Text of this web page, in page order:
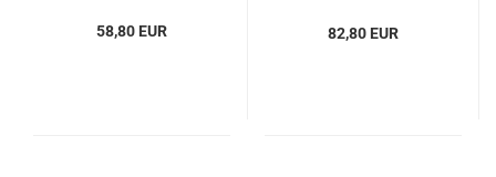
58,80 EUR 82,80 EUR